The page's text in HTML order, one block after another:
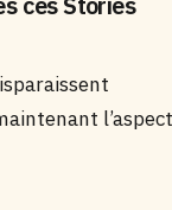
l’aspect